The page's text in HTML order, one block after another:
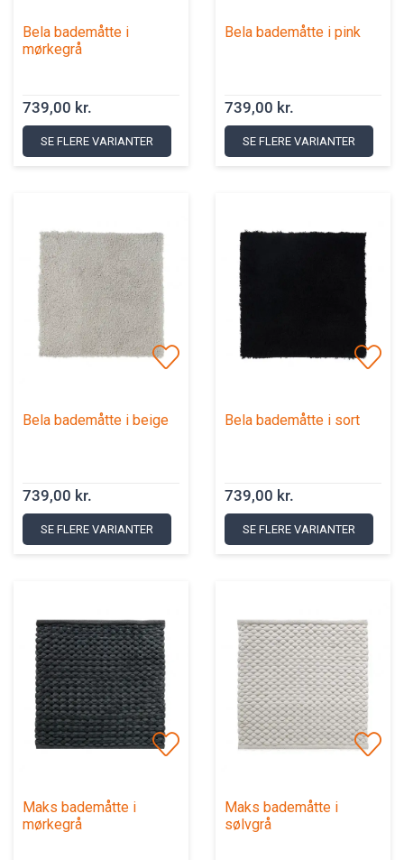
Bela bademåtte i
mørkegrå
739,00 kr.
SE FLERE VARIANTER
Bela bademåtte i pink
739,00 kr.
SE FLERE VARIANTER
Bela bademåtte i beige
739,00 kr.
SE FLERE VARIANTER
Bela bademåtte i sort
739,00 kr.
SE FLERE VARIANTER
Maks bademåtte i
mørkegrå
Maks bademåtte i
sølvgrå